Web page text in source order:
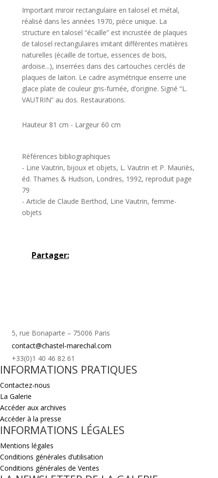
Important miroir rectangulaire en talosel et métal,
réalisé dans les années 1970, pièce unique. La
structure en talosel “écaille” est incrustée de plaques
de talosel rectangulaires imitant différentes matières
naturelles (écaille de tortue, essences de bois,
ardoise...), inserrées dans des cartouches cerclés de
plaques de laiton. Le cadre asymétrique enserre une
glace plate de couleur gris-fumée, d’origine. Signé “L.
VAUTRIN” au dos. Restaurations.
Hauteur 81 cm - Largeur 60 cm
Références bibliographiques
- Line Vautrin, bijoux et objets, L. Vautrin et P. Mauriès,
éd. Thames & Hudson, Londres, 1992, reproduit page
79
- Article de Claude Berthod, Line Vautrin, femme-
objets
Partager:
5, rue Bonaparte – 75006 Paris
contact@chastel-marechal.com
+33(0)1 40 46 82 61
INFORMATIONS PRATIQUES
Contactez-nous
La Galerie
Accéder aux archives
Accéder à la presse
INFORMATIONS LÉGALES
Mentions légales
Conditions générales d’utilisation
Conditions générales de Ventes